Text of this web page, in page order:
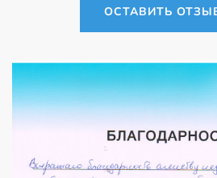
ОСТАВИТЬ